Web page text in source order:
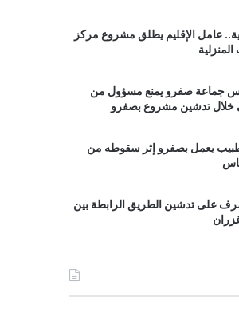
عامل الإقليم يطلق مشروع مركز
جماعة صفرو يمنع مسؤول من
خلال تدشين مشروع بصفرو
يعمل بصفرو إثر سقوطه من
على تدشين الطريق الرابطة بين